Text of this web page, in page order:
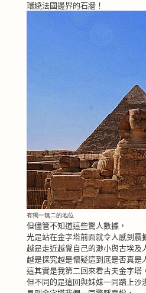
環繞法國邊界的石牆！
有獨一無二的地位
但儘管不知道這些驚人數據，
光是站在金字塔前面就令人感到震
越是走近越覺自己的渺小與古埃及
越是探究越是懷疑這到底是否真是
這其實是我第二回來看古夫金字塔，
但不同的是這回與妹妹一同踏上沙